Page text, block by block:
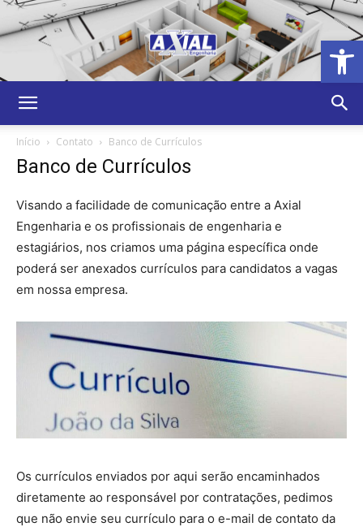
Abrir
Projetos
Construções
Início Contato Banco de Currículos
Banco de Currículos
Visando a facilidade de comunicação entre a Axial
Engenharia e os profissionais de engenharia e
estagiários, nos criamos uma página específica onde
poderá ser anexados currículos para candidatos a vagas
em nossa empresa.
Os currículos enviados por aqui serão encaminhados
diretamente ao responsável por contratações, pedimos
que não envie seu currículo para o e-mail de contato da